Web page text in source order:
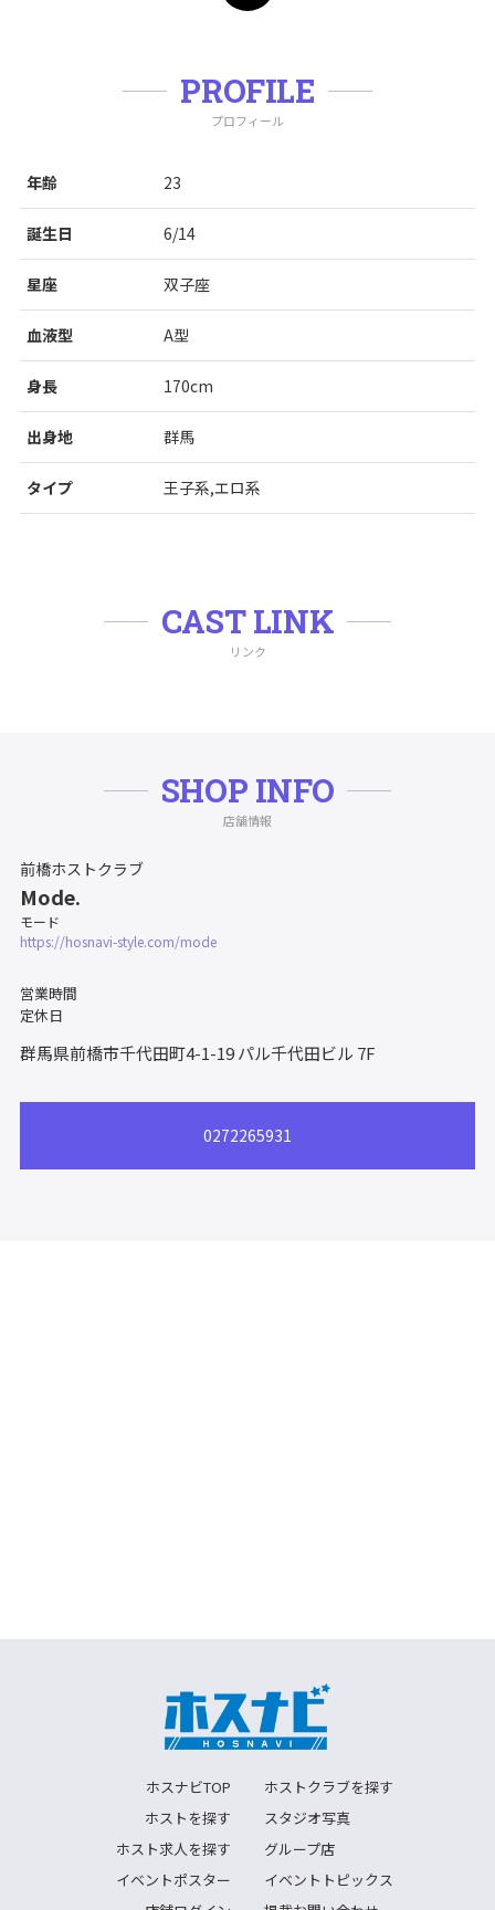
PROFILE
プロフィール
年齢 23
誕生日 6/14
星座 双子座
血液型 A型
身長 170cm
出身地 群馬
タイプ 王子系,エロ系
CAST LINK
リンク
SHOP INFO
店舗情報
前橋ホストクラブ
Mode.
モード
https://hosnavi-style.com/mode
営業時間
定休日
群馬県前橋市千代田町4-1-19パル千代田ビル 7F
0272265931
ホスナビTOP
ホストクラブを探す
ホストを探す
スタジオ写真
ホスト求人を探す
グループ店
イベントポスター
イベントトピックス